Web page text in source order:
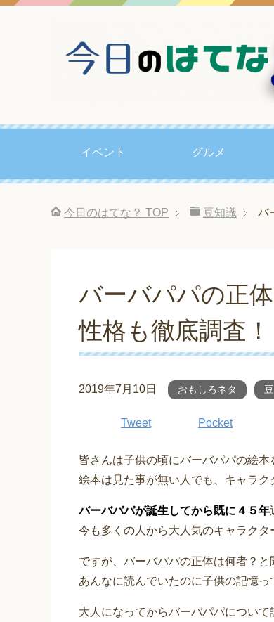
イベント グルメ
今日のはてな？ TOP 豆知識 バ
バーバパパの正
性格も徹底調査！
2019年7月10日 おもしろネタ
Tweet Pocket
皆さんは子供の頃にバーバパパの絵本
絵本は見た事が無い人でも、キャラク
バーバパパが誕生してから既に４５年
今も多くの人から大人気のキャラクタ
ですが、バーバパパの正体は何者？と
あんなに読んでいたのに子供の記憶っ
大人になってからバーバパパについて